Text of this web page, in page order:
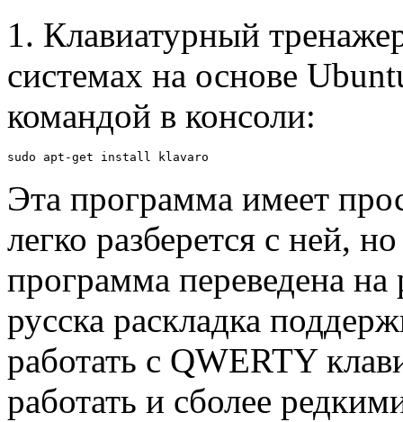
1. Клавиатурный
системах на основе
командой в консоли:
sudo apt-get install klavaro
Эта программа имеет
легко разберется с ней,
программа переведена
русска раскладка
работать с QWERTY
работать и сболее